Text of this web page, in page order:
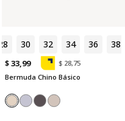
30 32 34 36 38
$ 33,99
$ 28,75
Bermuda Chino Básico